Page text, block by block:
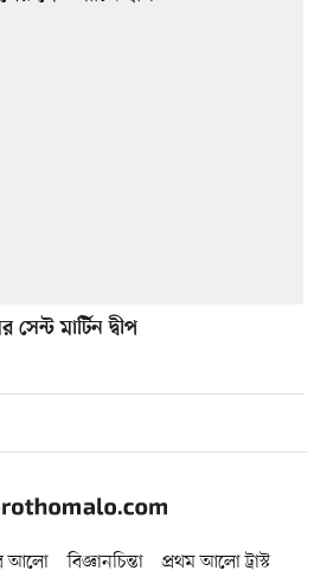
মার্টিন দ্বীপ
আলো বিজ্ঞানচিন্তা
প্রথম আলো ট্রাস্ট